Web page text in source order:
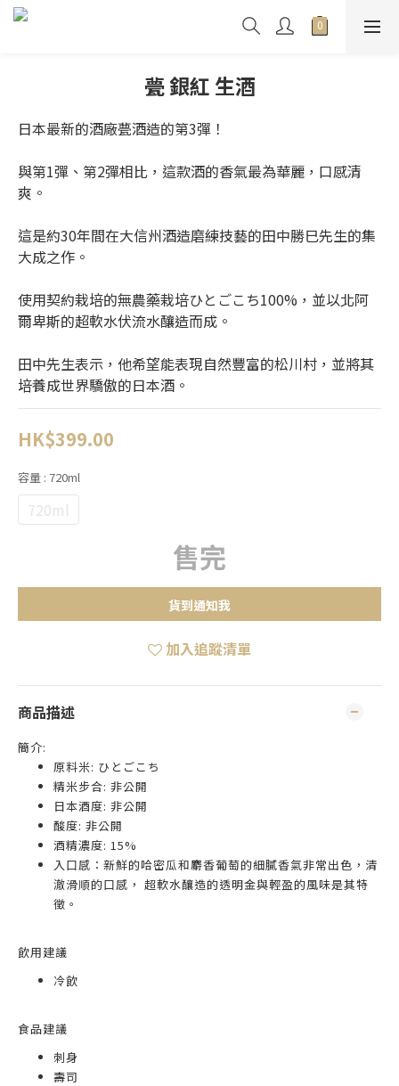
甍 銀紅 生酒
日本最新的酒廠甍酒造的第3彈！
與第1彈、第2彈相比，這款酒的香氣最為華麗，口感清
爽。
這是約30年間在大信州酒造磨練技藝的田中勝巳先生的集
大成之作。
使用契約栽培的無農藥栽培ひとごこち100%，並以北阿
爾卑斯的超軟水伏流水釀造而成。
田中先生表示，他希望能表現自然豐富的松川村，並將其
培養成世界驕傲的日本酒。
HK$399.00
容量 : 720ml
720ml
售完
貨到通知我
加入追蹤清單
商品描述
簡介:
原料米: ひとごこち
精米步合: 非公開
日本酒度: 非公開
酸度: 非公開
酒精濃度: 15%
入口感：新鮮的哈密瓜和麝香葡萄的細膩香氣非常出色，清
澈滑順的口感， 超軟水釀造的透明金與輕盈的風味是其特
徵。
飲用建議
冷飲
食品建議
刺身
壽司